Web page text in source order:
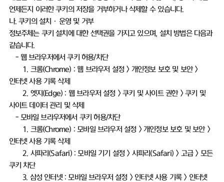
언제든지 이러한 쿠키의 저장을 거부하거나 삭제할 수 있습니다.
나.쿠키의 설치ㆍ운영 및 거부
정보주체는 쿠키 설치에 대한 선택권을 가지고 있으며, 설치 방법은 다음과
같습니다.
- 웹 브라우저에서 쿠키 허용/차단
1. 크롬(Chrome) :웹 브라우저 설정> 개인정보 보호 및 보안>
인터넷 사용 기록 삭제
2. 엣지 (Edge) : 웹 브라우저 설정>쿠키 및 사이트 권한>쿠키 및
사이트 데이터 관리 및 삭제
- 모바일 브라우저에서 쿠키 허용/차단
1. 크롬(Chrome) : 모바일 브라우저 설정>개인정보 보호 및 보안>
인터넷 사용 기록 삭제
2. 사파리 (Safari) : 모바일 기기 설정> 사파리 (Safari) > 고급> 모든
쿠키 차단
3. 삼성 인터넷: 모바일 브라우저 설정> 인터넷 사용 기록> 인터넷